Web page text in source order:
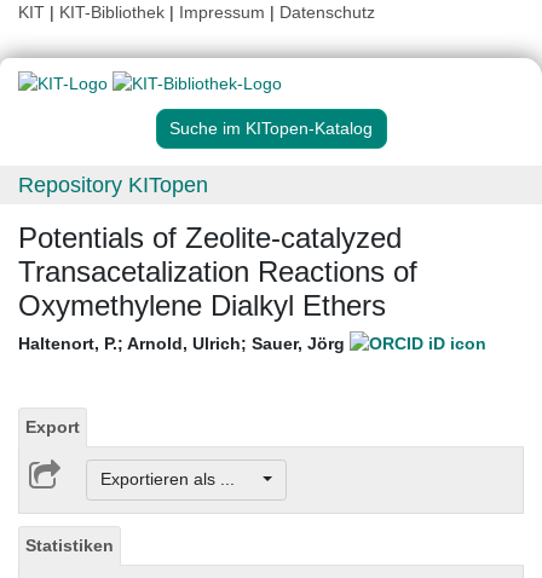
KIT | KIT-Bibliothek | Impressum | Datenschutz
Suche im KITopen-Katalog
Repository KITopen
Potentials of Zeolite-catalyzed
Transacetalization Reactions of
Oxymethylene Dialkyl Ethers
Haltenort, P.; Arnold, Ulrich; Sauer, Jörg
Export
Exportieren als ...
Statistiken